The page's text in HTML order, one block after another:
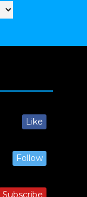
Like
Follow
Subscribe